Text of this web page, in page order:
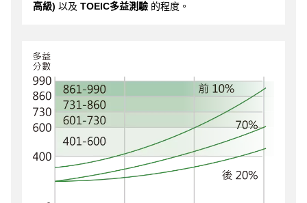
高級) 以及 TOEIC多益測驗 的程度。